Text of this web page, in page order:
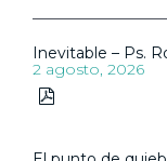
Inevitable – Ps.
2 agosto, 2026
